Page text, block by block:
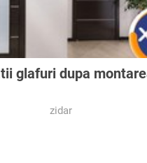
glafuri dupa
zidar